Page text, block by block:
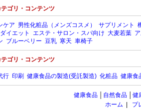
ゴリ・コンテンツ
ケア 男性化粧品（メンズコスメ） サプリメント
ダイエット エステ・サロン・スパ向け 大麦若葉
ブルーベリー 豆乳 寒天 車椅子
ゴリ・コンテンツ
行 印刷 健康食品の製造(受託製造) 化粧品 健康食
健康食品 自然食品 健
ホーム
プ